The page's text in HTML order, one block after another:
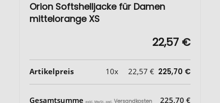
Orion Softshelljacke für Damen
mittelorange XS
22,57 €
Artikelpreis 10x 22,57 € 225,70 €
Gesamtsumme exkl. MwSt. zzgl. Versandkosten 225,70 €